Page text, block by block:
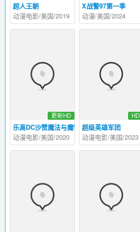
超人王朝
动漫电影/美国/2019
X战警97第一季
动漫/美国/2024
乐高DC沙赞魔法与魔物
更新HD
动漫电影/美国/2020
超级英雄军团
HD
动漫电影/美国/2023